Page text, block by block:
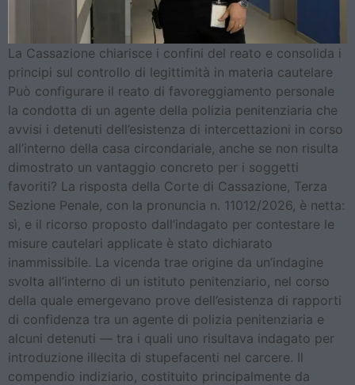
La Cassazione chiarisce i confini del reato e consolida i
principi sul controllo di legittimità in materia cautelare
Può configurare il reato di favoreggiamento personale
la condotta di un agente della polizia penitenziaria che
avvisi i detenuti dell’esistenza di intercettazioni in corso
all’interno della casa circondariale, anche se non risulta
dimostrato un vantaggio concreto per i soggetti
favoriti? La risposta della Corte di Cassazione, Terza
Sezione Penale, con la pronuncia n. 11012/2026, è netta:
sì, e il ricorso proposto dall’indagato per contestare le
misure cautelari applicate è stato dichiarato
inammissibile. La vicenda trae origine da un’indagine
svolta all’interno di un istituto penitenziario, nel corso
della quale emergevano prove dell’esistenza di rapporti
di confidenza tra un agente di polizia penitenziaria e
alcuni detenuti — tra i quali uno risultava indagato per
introduzione illecita di stupefacenti nel carcere. Il
compendio indiziario, costituito principalmente da